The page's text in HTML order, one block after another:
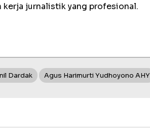
kerja jurnalistik yang profesional.
Dardak Agus Harimurti Yudhoyono AHY